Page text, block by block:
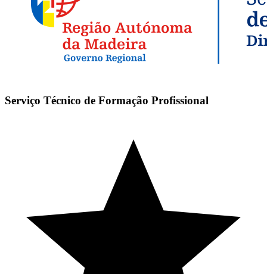
Serviço Técnico de Formação Profissional